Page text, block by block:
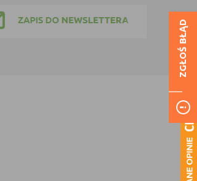
ZGŁOŚ BŁĄD